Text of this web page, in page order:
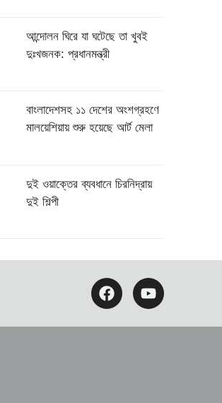
আন্দোলন ঘিরে যা ঘটেছে তা খুবই
দুঃখজনক: প্রধানমন্ত্রী
বাংলাদেশসহ ১১ দেশের অংশগ্রহণে
মালয়েশিয়ায় শুরু হয়েছে আর্ট মেলা
দুই ওয়াক্তের ব্যবধানে চিরনিদ্রায়
দুই শিল্পী